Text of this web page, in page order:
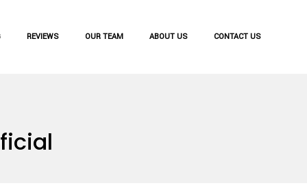
REVIEWS OUR TEAM ABOUT US CONTACT US